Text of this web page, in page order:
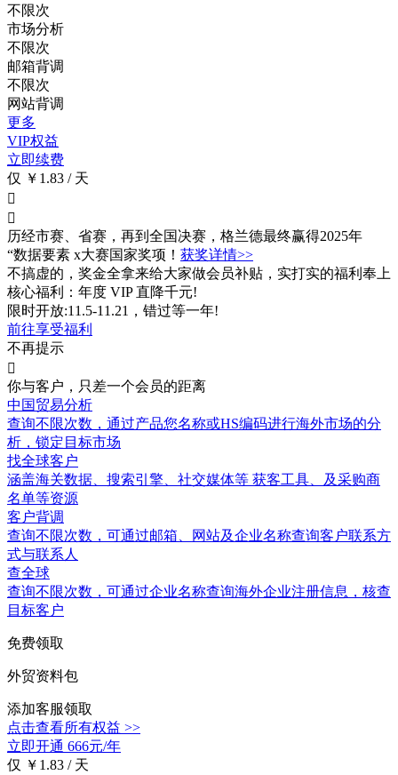
不限次
市场分析
不限次
邮箱背调
不限次
网站背调
更多
VIP权益
立即续费
仅 ￥1.83 / 天


历经市赛、省赛，再到全国决赛，格兰德最终赢得2025年
“数据要素 x大赛国家奖项！ 获奖详情>>
不搞虚的，奖金全拿来给大家做会员补贴，实打实的福利奉上
核心福利：年度 VIP 直降千元!
限时开放:11.5-11.21，错过等一年!
前往享受福利
不再提示

你与客户，只差一个会员的距离
中国贸易分析
查询不限次数 ，通过产品您名称或HS编码进行海外市场的分
析，锁定目标市场
找全球客户
涵盖海关数据 、搜索引擎、社交媒体等 获客工具、及采购商
名单等资源
客户背调
查询不限次数 ，可通过邮箱、网站及企业名称查询客户联系方
式与联系人
查全球
查询不限次数 ，可通过企业名称查询海外企业注册信息，核查
目标客户
免费领取
外贸资料包
添加客服领取
点击查看所有权益 >>
立即开通 666元/年
仅 ￥1.83 / 天